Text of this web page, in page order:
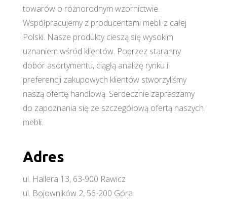
towarów o różnorodnym wzornictwie.
Współpracujemy z producentami mebli z całej
Polski. Nasze produkty cieszą się wysokim
uznaniem wśród klientów. Poprzez staranny
dobór asortymentu, ciągłą analizę rynku i
preferencji zakupowych klientów stworzyliśmy
naszą ofertę handlową. Serdecznie zapraszamy
do zapoznania się ze szczegółową ofertą naszych
mebli.
Adres
ul. Hallera 13, 63-900 Rawicz
ul. Bojowników 2, 56-200 Góra